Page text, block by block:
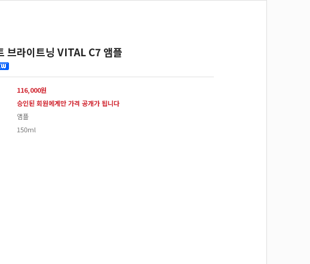
브라이트닝 VITAL C7 앰플
116,000원
승인된 회원에게만 가격 공개가 됩니다
앰플
150ml